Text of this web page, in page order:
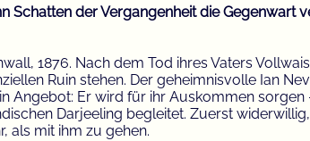
Schatten der Vergangenheit die Gegenwart
1876. Nach dem Tod ihres Vaters
Ruin stehen. Der geheimnisvolle Ian
Angebot: Er wird für ihr Auskommen
Darjeeling begleitet. Zuerst
als mit ihm zu gehen.